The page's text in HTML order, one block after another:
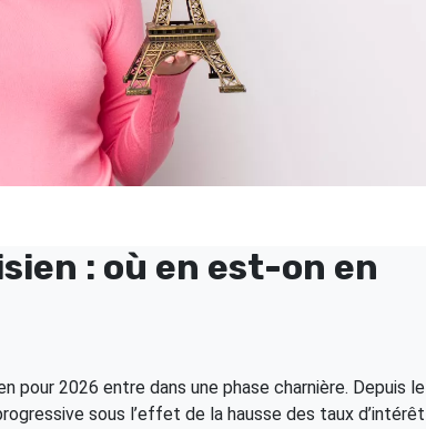
: où en est-on en
pour 2026 entre dans une phase charnière. Depuis le
sous l’effet de la hausse des taux d’intérêt